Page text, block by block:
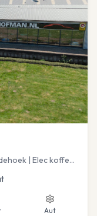
| Elec koffer
Aut